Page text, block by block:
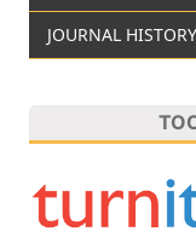
JOURNAL HISTORY